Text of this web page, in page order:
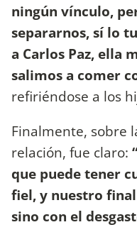
ningún vínculo,
separarnos, sí lo
a Carlos Paz, ella
salimos a comer
refiriéndose a los
Finalmente, sobre
relación, fue claro:
que puede tener
fiel, y nuestro
sino con el